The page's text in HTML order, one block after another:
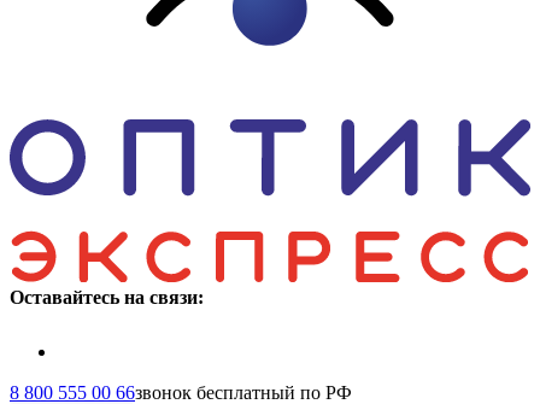
Оставайтесь на связи:
8 800 555 00 66звонок бесплатный по РФ